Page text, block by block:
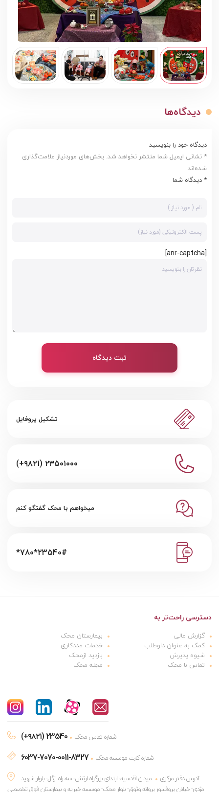
دیدگاه‌ها
دیدگاه خود را بنویسید
* نشانی ایمیل شما منتشر نخواهد شد. بخش‌های موردنیاز علامت‌گذاری
شده‌اند
* دیدگاه شما
[anr-captcha]
ثبت دیدگاه
تشکیل پروفایل
(+۹۸۲۱) ۲۳۵۰۱۰۰۰
میخواهم با محک گفتگو کنم
*780*23540#
دسترسی راحت‌تر به
گزارش مالی
بیمارستان محک
کمک به عنوان داوطلب
خدمات مددکاری
شیوه پذیرش
بازدید ازمحک
تماس با محک
مجله محک
(+۹۸۲۱) 23540 شماره تماس محک
6037-7070-0011-8327
شماره کارت موسسه محک
آدرس دفتر مرکزی
میدان اقدسیه- ابتدای بزرگراه ارتش- سه راه ازگل- بلوار شهید
مژدی- خیابان پروفسور پروانه وثوق- بلوار محک- موسسه خیریه و بیمارستان فوق تخصصی